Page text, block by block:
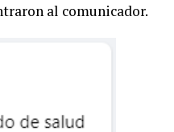
al comunicador.